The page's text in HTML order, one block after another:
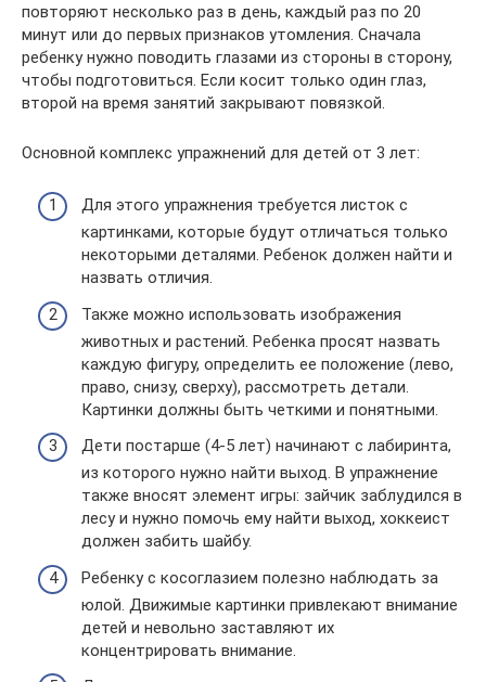
повторяют несколько раз в день, каждый раз по 20
минут или до первых признаков утомления. Сначала
ребенку нужно поводить глазами из стороны в сторону,
чтобы подготовиться. Если косит только один глаз,
второй на время занятий закрывают повязкой.
Основной комплекс упражнений для детей от 3 лет:
Для этого упражнения требуется листок с
картинками, которые будут отличаться только
некоторыми деталями. Ребенок должен найти и
назвать отличия.
Также можно использовать изображения
животных и растений. Ребенка просят назвать
каждую фигуру, определить ее положение (лево,
право, снизу, сверху), рассмотреть детали.
Картинки должны быть четкими и понятными.
Дети постарше (4-5 лет) начинают с лабиринта,
из которого нужно найти выход. В упражнение
также вносят элемент игры: зайчик заблудился в
лесу и нужно помочь ему найти выход, хоккеист
должен забить шайбу.
Ребенку с косоглазием полезно наблюдать за
юлой. Движимые картинки привлекают внимание
детей и невольно заставляют их
концентрировать внимание.